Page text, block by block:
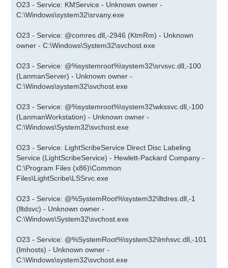
O23 - Service: KMService - Unknown owner -
C:\Windows\system32\srvany.exe
O23 - Service: @comres.dll,-2946 (KtmRm) - Unknown
owner - C:\Windows\System32\svchost.exe
O23 - Service: @%systemroot%\system32\srvsvc.dll,-100
(LanmanServer) - Unknown owner -
C:\Windows\system32\svchost.exe
O23 - Service: @%systemroot%\system32\wkssvc.dll,-100
(LanmanWorkstation) - Unknown owner -
C:\Windows\System32\svchost.exe
O23 - Service: LightScribeService Direct Disc Labeling
Service (LightScribeService) - Hewlett-Packard Company -
C:\Program Files (x86)\Common
Files\LightScribe\LSSrvc.exe
O23 - Service: @%SystemRoot%\system32\lltdres.dll,-1
(lltdsvc) - Unknown owner -
C:\Windows\System32\svchost.exe
O23 - Service: @%SystemRoot%\system32\lmhsvc.dll,-101
(lmhosts) - Unknown owner -
C:\Windows\system32\svchost.exe